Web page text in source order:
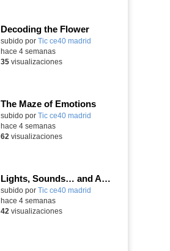
Decoding the Flower
subido por Tic ce40 madrid
hace 4 semanas
35visualizaciones
The Maze of Emotions
subido por Tic ce40 madrid
hace 4 semanas
62 visualizaciones
Lights, Sounds… and Action!
subido por Tic ce40 madrid
hace 4 semanas
42 visualizaciones